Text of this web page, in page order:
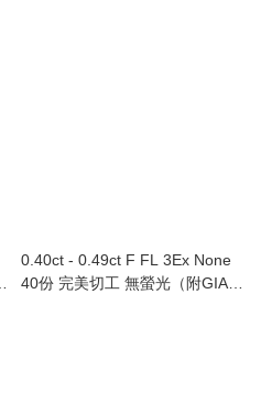
0.40ct - 0.49ct F FL 3Ex None
40份 完美切工 無螢光（附GIA證